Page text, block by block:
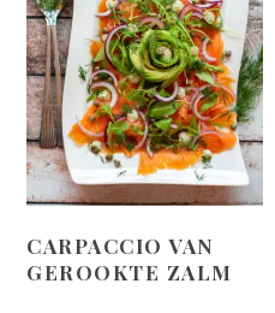
CARPACCIO VAN
GEROOKTE ZALM